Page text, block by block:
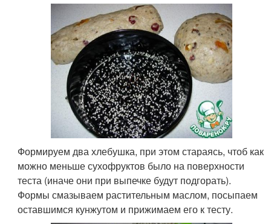
Формируем два хлебушка, при этом стараясь, чтоб как
можно меньше сухофруктов было на поверхности
теста (иначе они при выпечке будут подгорать).
Формы смазываем растительным маслом, посыпаем
оставшимся кунжутом и прижимаем его к тесту.